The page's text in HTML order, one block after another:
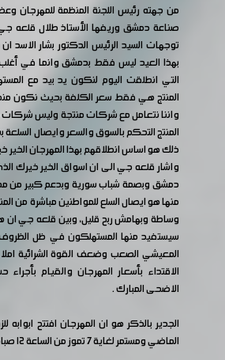
من جهته رئيس اللجنة المنظمة للمهرجان
صناعة دمشق وريفها الأستاذ طلال قلعه
توجهات السيد الرئيس الدكتور بشار الاسد
بهذا العيد ليس فقط بدمشق وانما في
التي انطلقت اليوم لنكون يد بيد مع
المنتج هي فقط سعر الكلفة بحيث نكون
واننا نتعامل مع شركات منتجة وليس
المنتج التحكم بالسوق والسعر وايصال
ذلك هو اساس انطلاقهم بهذا المهرجان الخير
واشار قلعه جي الى ان اسواق الخير خيرك
دمشق وبصمة شباب سورية وبدعم كبير من
منها هو ايصال السلع للمواطنين مباشرة من
وساطة وبهامش ربح قليل، وبين قلعه جي
سيستفيد منها المستهلكون في ظل الظروف
المعيشي الصعب وضعف القوة الشرائية
الاقتداء بأسعار المهرجان والقيام
الاضحى المبارك .
الجدير بالذكر هو ان المهرجان افتتح ابوابه
الماضي ومستمر لغاية ٧ تموز من الساعة ١٢ صباحا وحتى ١٠ مساءً.